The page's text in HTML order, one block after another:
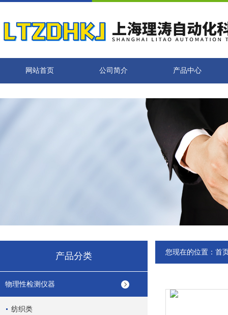
网站首页 公司简介 产品中心
产品分类
物理性检测仪器
纺织类
您现在的位置： 首